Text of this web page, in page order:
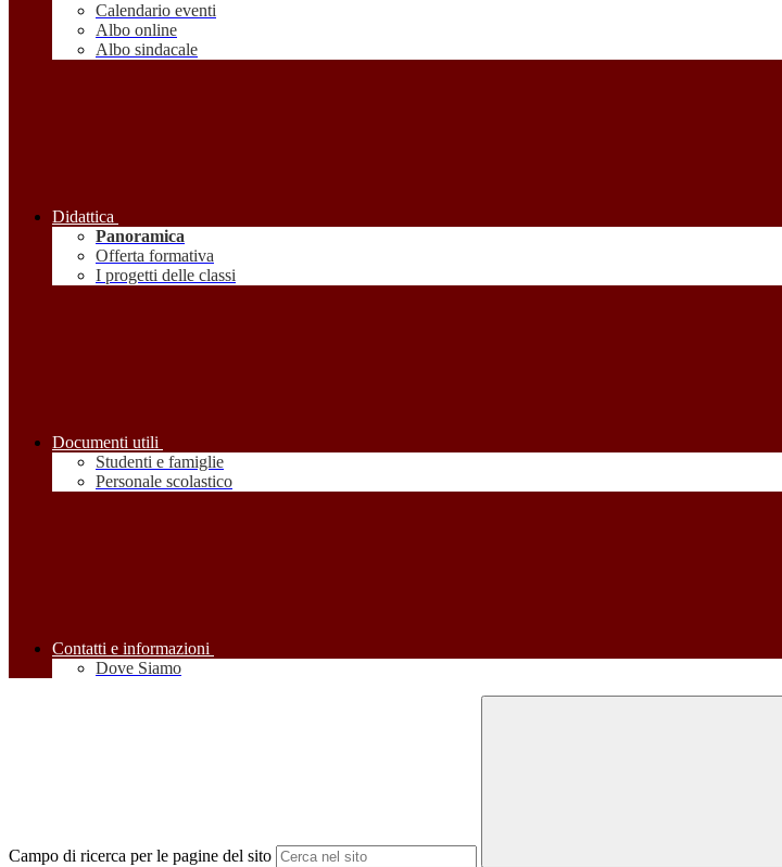
Calendario eventi
Albo online
Albo sindacale
Didattica
Panoramica
Offerta formativa
I progetti delle classi
Documenti utili
Studenti e famiglie
Personale scolastico
Contatti e informazioni
Dove Siamo
Campo di ricerca per le pagine del sito